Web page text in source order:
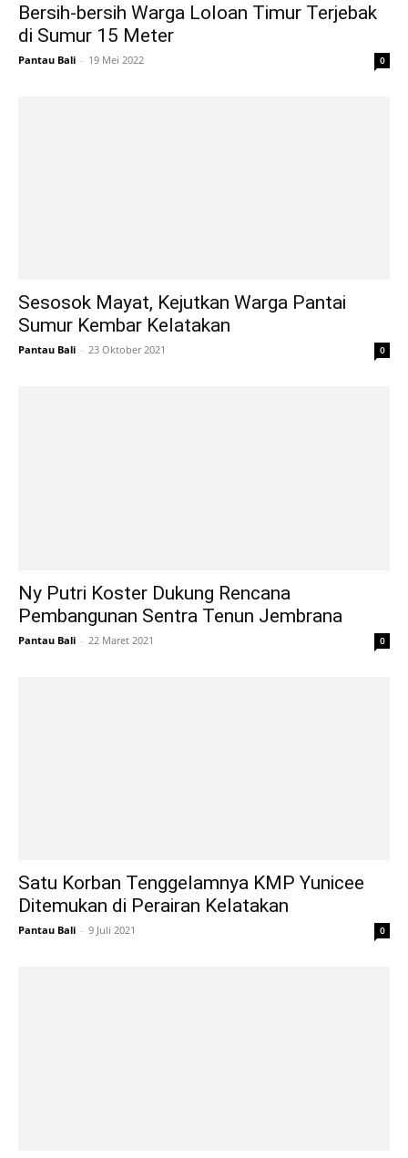
Bersih-bersih Warga Loloan Timur Terjebak
di Sumur 15 Meter
Pantau Bali - 19 Mei 2022 0
Sesosok Mayat, Kejutkan Warga Pantai
Sumur Kembar Kelatakan
Pantau Bali - 23 Oktober 2021 0
Ny Putri Koster Dukung Rencana
Pembangunan Sentra Tenun Jembrana
Pantau Bali - 22 Maret 2021 0
Satu Korban Tenggelamnya KMP Yunicee
Ditemukan di Perairan Kelatakan
Pantau Bali - 9 Juli 2021 0